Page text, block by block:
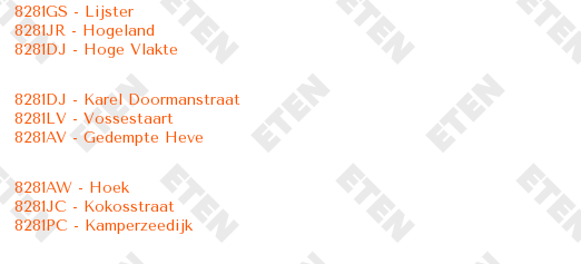
8281GS - Lijster
8281JR - Hogeland
8281DJ - Hoge Vlakte
8281DJ - Karel Doormanstraat
8281LV - Vossestaart
8281AV - Gedempte Heve
8281AW - Hoek
8281JC - Kokosstraat
8281PC - Kamperzeedijk